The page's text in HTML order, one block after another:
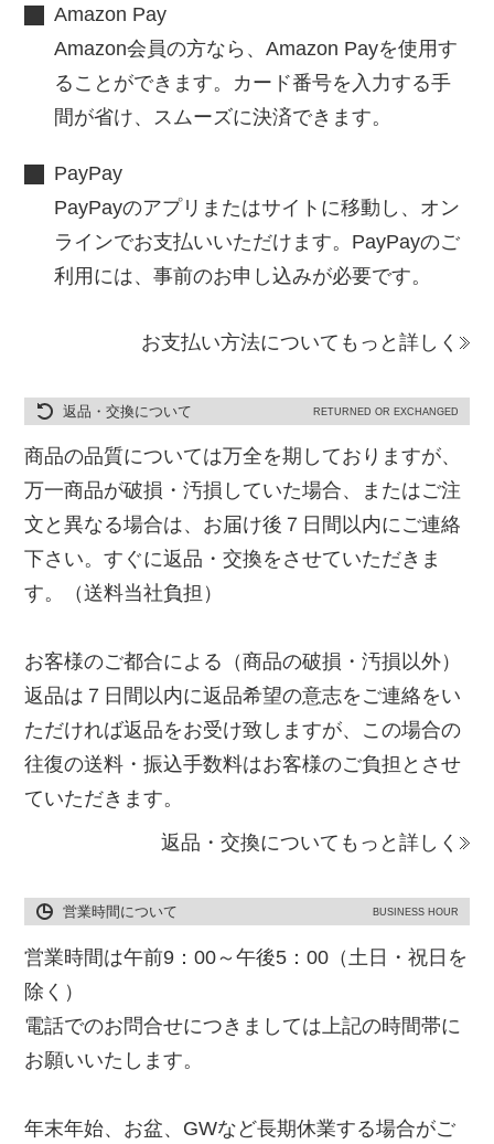
Amazon Pay
Amazon会員の方なら、Amazon Payを使用す
ることができます。カード番号を入力する手
間が省け、スムーズに決済できます。
PayPay
PayPayのアプリまたはサイトに移動し、オン
ラインでお支払いいただけます。PayPayのご
利用には、事前のお申し込みが必要です。
お支払い方法についてもっと詳しく
返品・交換について RETURNED OR EXCHANGED
商品の品質については万全を期しておりますが、
万一商品が破損・汚損していた場合、またはご注
文と異なる場合は、お届け後７日間以内にご連絡
下さい。すぐに返品・交換をさせていただきま
す。（送料当社負担）
お客様のご都合による（商品の破損・汚損以外）
返品は７日間以内に返品希望の意志をご連絡をい
ただければ返品をお受け致しますが、この場合の
往復の送料・振込手数料はお客様のご負担とさせ
ていただきます。
返品・交換についてもっと詳しく
営業時間について BUSINESS HOUR
営業時間は午前9：00～午後5：00（土日・祝日を
除く）
電話でのお問合せにつきましては上記の時間帯に
お願いいたします。
年末年始、お盆、GWなど長期休業する場合がご